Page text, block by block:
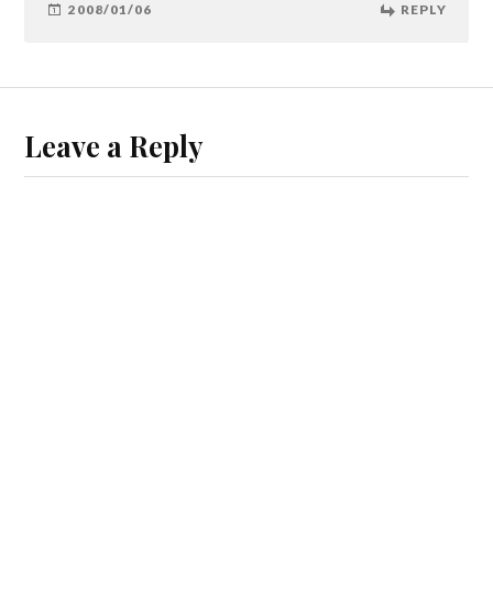
2008/01/06 REPLY
Leave a Reply